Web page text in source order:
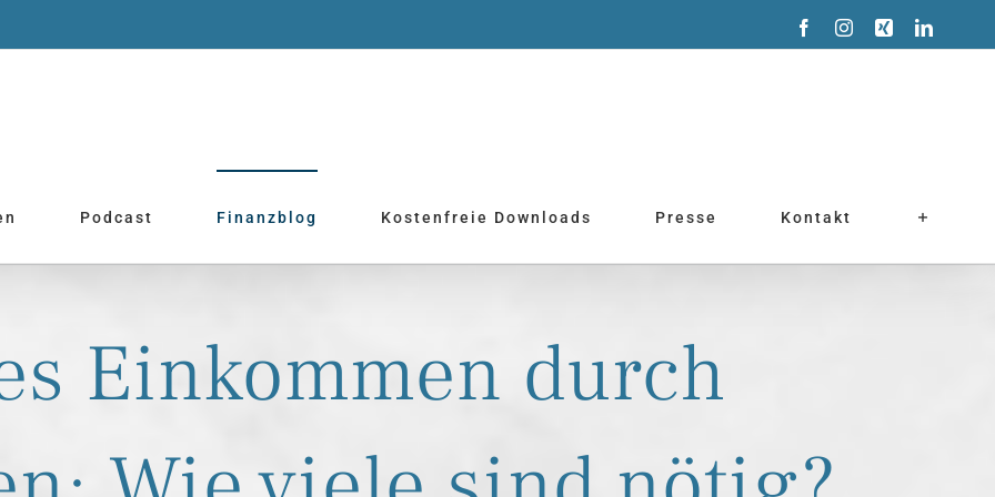
FacebookInstagram
Xing
Podcast Finanzblog Kostenfreie Downloads Presse Kontakt
Einkommen durch